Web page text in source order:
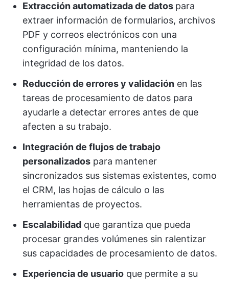
Extracción automatizada de datos para
extraer información de formularios, archivos
PDF y correos electrónicos con una
configuración mínima, manteniendo la
integridad de los datos.
Reducción de errores y validación en las
tareas de procesamiento de datos para
ayudarle a detectar errores antes de que
afecten a su trabajo.
Integración de flujos de trabajo
personalizados para mantener
sincronizados sus sistemas existentes, como
el CRM, las hojas de cálculo o las
herramientas de proyectos.
Escalabilidad que garantiza que pueda
procesar grandes volúmenes sin ralentizar
sus capacidades de procesamiento de datos.
Experiencia de usuario que permite a su